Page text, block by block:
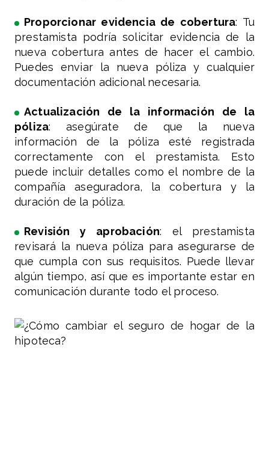
Proporcionar evidencia de cobertura: Tu
prestamista podría solicitar evidencia de la
nueva cobertura antes de hacer el cambio.
Puedes enviar la nueva póliza y cualquier
documentación adicional necesaria.
Actualización de la información de la
póliza: asegúrate de que la nueva
información de la póliza esté registrada
correctamente con el prestamista. Esto
puede incluir detalles como el nombre de la
compañía aseguradora, la cobertura y la
duración de la póliza.
Revisión y aprobación: el prestamista
revisará la nueva póliza para asegurarse de
que cumpla con sus requisitos. Puede llevar
algún tiempo, así que es importante estar en
comunicación durante todo el proceso.